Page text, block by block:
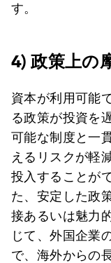
す。
4) 政策上の
資本が利用可能
る政策が投資を
可能な制度と一
えるリスクが軽
投入することが
た、安定した政
接あるいは魅力
じて、外国企業
で、海外からの